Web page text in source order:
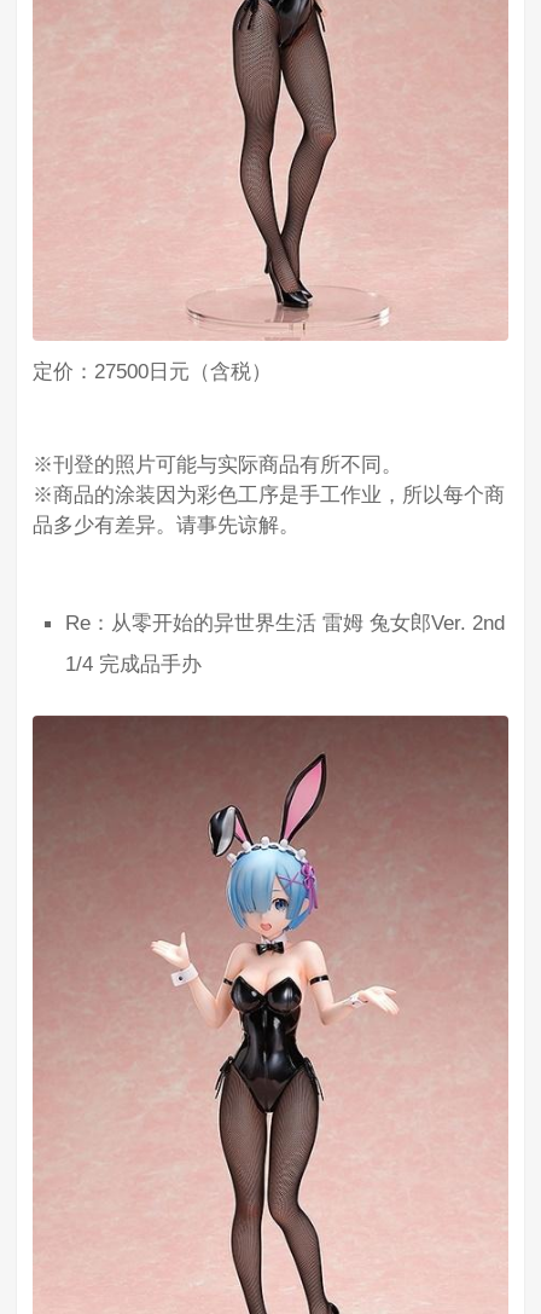
定价：27500日元（含税）
※刊登的照片可能与实际商品有所不同。
※商品的涂装因为彩色工序是手工作业，所以每个商
品多少有差异。请事先谅解。
Re：从零开始的异世界生活 雷姆 兔女郎Ver. 2nd
1/4 完成品手办